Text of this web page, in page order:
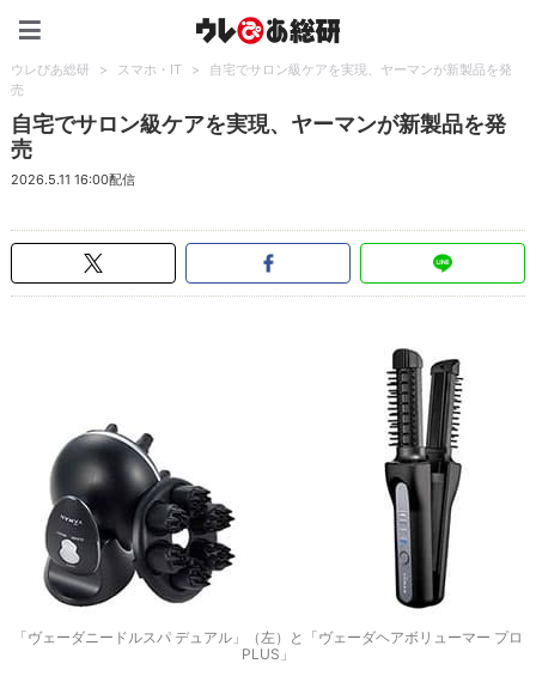
ウレぴあ総研 > スマホ・IT >
自宅でサロン級ケアを実現、ヤーマンが新製品を発
売
自宅でサロン級ケアを実現、ヤーマンが新製品を発
売
2026.5.11 16:00配信
「ヴェーダニードルスパ デュアル」（左）と「ヴェーダヘアボリューマー プロ
PLUS」